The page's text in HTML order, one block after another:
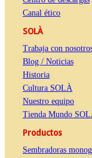
Canal ético
SOLÀ
Trabaja con
Blog / Noticias
Historia
Cultura SOLÀ
Nuestro equipo
Tienda Mundo
Productos
Sembradoras